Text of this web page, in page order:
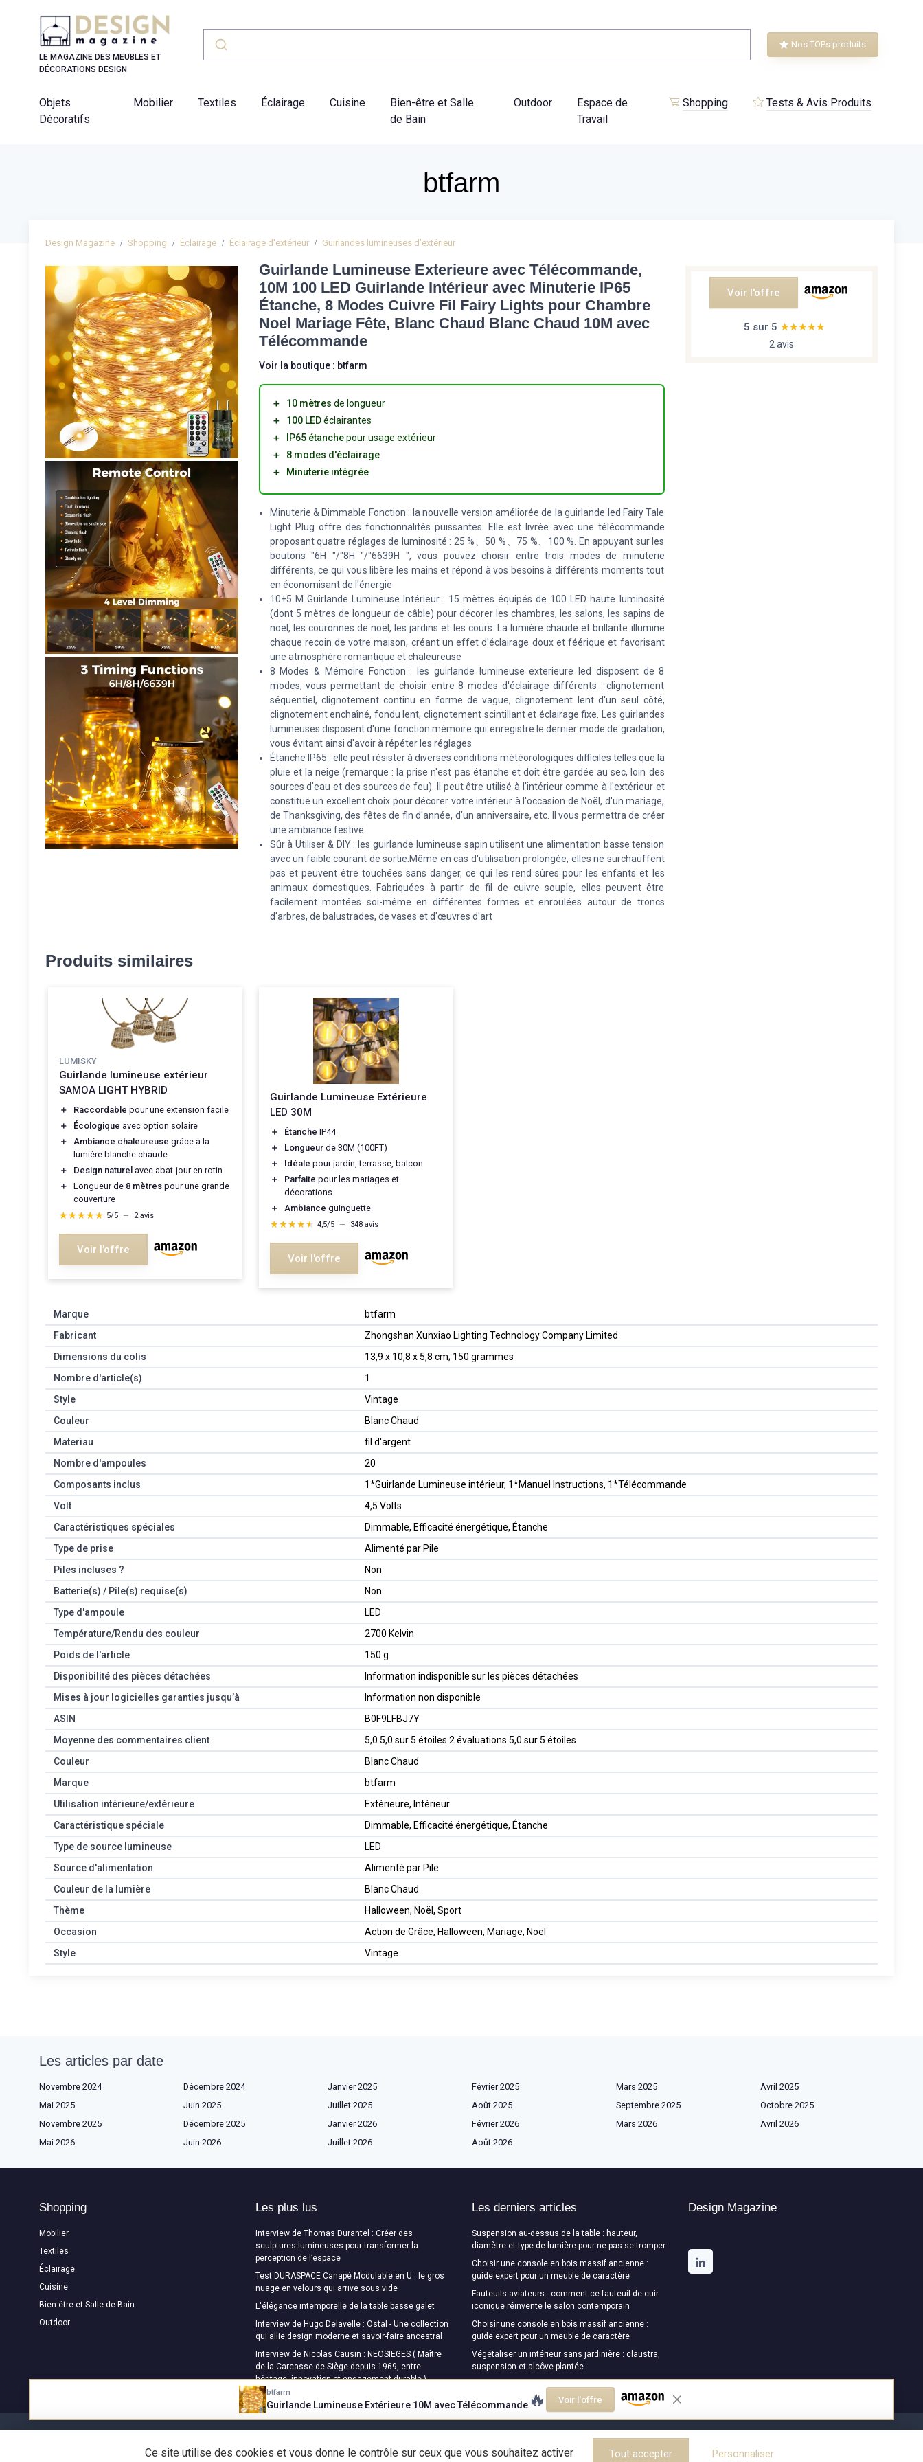
LE MAGAZINE DES MEUBLES ET
DÉCORATIONS DESIGN
Nos TOPs produits
Objets
Décoratifs
Mobilier Textiles Éclairage Cuisine
Bien-être et Salle
de Bain
Outdoor
Espace de
Travail
Shopping Tests & Avis Produits
btfarm
Design Magazine Shopping Éclairage Éclairage d'extérieur Guirlandes lumineuses d'extérieur
Voir l'offre
5 sur 5 ★★★★★
★★★★★
2 avis
Guirlande Lumineuse Exterieure avec Télécommande,
10M 100 LED Guirlande Intérieur avec Minuterie IP65
Étanche, 8 Modes Cuivre Fil Fairy Lights pour Chambre
Noel Mariage Fête, Blanc Chaud Blanc Chaud 10M avec
Télécommande
Voir la boutique : btfarm
＋ 10 mètres de longueur
＋
100 LEDéclairantes
＋
IP65 étanchepour usage extérieur
＋
8 modes d'éclairage
＋
Minuterie intégrée
Minuterie & Dimmable Fonction : la nouvelle version améliorée de la guirlande led Fairy Tale
Light Plug offre des fonctionnalités puissantes. Elle est livrée avec une télécommande
proposant quatre réglages de luminosité : 25 %、50 %、75 %、100 %. En appuyant sur les
boutons "6H "/"8H "/"6639H ", vous pouvez choisir entre trois modes de minuterie
différents, ce qui vous libère les mains et répond à vos besoins à différents moments tout
en économisant de l'énergie
10+5 M Guirlande Lumineuse Intérieur : 15 mètres équipés de 100 LED haute luminosité
(dont 5 mètres de longueur de câble) pour décorer les chambres, les salons, les sapins de
noël, les couronnes de noël, les jardins et les cours. La lumière chaude et brillante illumine
chaque recoin de votre maison, créant un effet d'éclairage doux et féérique et favorisant
une atmosphère romantique et chaleureuse
8 Modes & Mémoire Fonction : les guirlande lumineuse exterieure led disposent de 8
modes, vous permettant de choisir entre 8 modes d'éclairage différents : clignotement
séquentiel, clignotement continu en forme de vague, clignotement lent d'un seul côté,
clignotement enchaîné, fondu lent, clignotement scintillant et éclairage fixe. Les guirlandes
lumineuses disposent d'une fonction mémoire qui enregistre le dernier mode de gradation,
vous évitant ainsi d'avoir à répéter les réglages
Étanche IP65 : elle peut résister à diverses conditions météorologiques difficiles telles que la
pluie et la neige (remarque : la prise n'est pas étanche et doit être gardée au sec, loin des
sources d'eau et des sources de feu). Il peut être utilisé à l'intérieur comme à l'extérieur et
constitue un excellent choix pour décorer votre intérieur à l'occasion de Noël, d'un mariage,
de Thanksgiving, des fêtes de fin d'année, d'un anniversaire, etc. Il vous permettra de créer
une ambiance festive
Sûr à Utiliser & DIY : les guirlande lumineuse sapin utilisent une alimentation basse tension
avec un faible courant de sortie.Même en cas d'utilisation prolongée, elles ne surchauffent
pas et peuvent être touchées sans danger, ce qui les rend sûres pour les enfants et les
animaux domestiques. Fabriquées à partir de fil de cuivre souple, elles peuvent être
facilement montées soi-même en différentes formes et enroulées autour de troncs
d'arbres, de balustrades, de vases et d'œuvres d'art
Produits similaires
LUMISKY
Guirlande lumineuse extérieur
SAMOA LIGHT HYBRID
＋ Raccordable pour une extension facile
＋
Écologique avec option solaire
＋
Ambiance chaleureuse grâce à la
lumière blanche chaude
＋
Design naturel avec abat-jour en rotin
＋
Longueur de 8 mètres pour une grande
couverture
★★★★★
★★★★★ 5/5 — 2 avis
Voir l'offre
Guirlande Lumineuse Extérieure
LED 30M
＋ Étanche IP44
＋
Longueur de 30M (100FT)
＋
Idéale pour jardin, terrasse, balcon
＋
Parfaite pour les mariages et
décorations
＋
Ambiance guinguette
★★★★★
★★★★★ 4,5/5 — 348 avis
Voir l'offre
Marque
‎btfarm
Fabricant
‎Zhongshan Xunxiao Lighting Technology Company Limited
Dimensions du colis
‎13,9 x 10,8 x 5,8 cm; 150 grammes
Nombre d'article(s)
‎1
Style
‎Vintage
Couleur
‎Blanc Chaud
Materiau
‎fil d'argent
Nombre d'ampoules
‎20
Composants inclus
‎1*Guirlande Lumineuse intérieur, 1*Manuel Instructions, 1*Télécommande
Volt
‎4,5 Volts
Caractéristiques spéciales
‎Dimmable, Efficacité énergétique, Étanche
Type de prise
‎Alimenté par Pile
Piles incluses ?
‎Non
Batterie(s) / Pile(s) requise(s)
‎Non
Type d'ampoule
‎LED
Température/Rendu des couleur
‎2700 Kelvin
Poids de l'article
‎150 g
Disponibilité des pièces détachées
‎Information indisponible sur les pièces détachées
Mises à jour logicielles garanties jusqu’à
‎Information non disponible
ASIN
B0F9LFBJ7Y
Moyenne des commentaires client
5,0 5,0 sur 5 étoiles 2 évaluations 5,0 sur 5 étoiles
Couleur
Blanc Chaud
Marque
btfarm
Utilisation intérieure/extérieure
Extérieure, Intérieur
Caractéristique spéciale
Dimmable, Efficacité énergétique, Étanche
Type de source lumineuse
LED
Source d'alimentation
Alimenté par Pile
Couleur de la lumière
Blanc Chaud
Thème
Halloween, Noël, Sport
Occasion
Action de Grâce, Halloween, Mariage, Noël
Style
Vintage
btfarm
Guirlande Lumineuse Extérieure 10M avec Télécommande 🔥 Voir l'offre
Les articles par date
Novembre 2024 Décembre 2024 Janvier 2025 Février 2025 Mars 2025
Avril 2025
Mai 2025
Juin 2025 Juillet 2025 Août 2025 Septembre 2025
Octobre 2025
Novembre 2025
Décembre 2025 Janvier 2026 Février 2026 Mars 2026
Avril 2026
Mai 2026
Juin 2026 Juillet 2026 Août 2026
Shopping
Mobilier
Textiles
Éclairage
Cuisine
Bien-être et Salle de Bain
Outdoor
Les plus lus
Interview de Thomas Durantel : Créer des
sculptures lumineuses pour transformer la
perception de l’espace
Test DURASPACE Canapé Modulable en U : le gros
nuage en velours qui arrive sous vide
L'élégance intemporelle de la table basse galet
Interview de Hugo Delavelle : Ostal - Une collection
qui allie design moderne et savoir-faire ancestral
Interview de Nicolas Causin : NEOSIEGES ( Maître
de la Carcasse de Siège depuis 1969, entre
héritage, innovation et engagement durable )
Les derniers articles
Suspension au-dessus de la table : hauteur,
diamètre et type de lumière pour ne pas se tromper
Choisir une console en bois massif ancienne :
guide expert pour un meuble de caractère
Fauteuils aviateurs : comment ce fauteuil de cuir
iconique réinvente le salon contemporain
Choisir une console en bois massif ancienne :
guide expert pour un meuble de caractère
Végétaliser un intérieur sans jardinière : claustra,
suspension et alcôve plantée
Design Magazine
© Design Magazine 2026
Ce site utilise des cookies et vous donne le contrôle sur ceux que vous souhaitez activer Tout accepter Personnaliser